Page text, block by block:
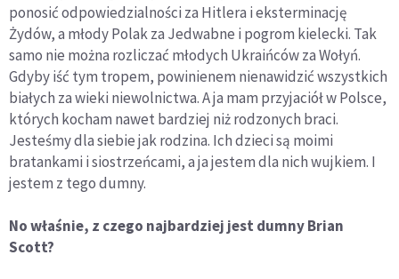
ponosić odpowiedzialności za Hitlera i eksterminację
Żydów, a młody Polak za Jedwabne i pogrom kielecki. Tak
samo nie można rozliczać młodych Ukraińców za Wołyń.
Gdyby iść tym tropem, powinienem nienawidzić wszystkich
białych za wieki niewolnictwa. A ja mam przyjaciół w Polsce,
których kocham nawet bardziej niż rodzonych braci.
Jesteśmy dla siebie jak rodzina. Ich dzieci są moimi
bratankami i siostrzeńcami, a ja jestem dla nich wujkiem. I
jestem z tego dumny.
No właśnie, z czego najbardziej jest dumny Brian
Scott?